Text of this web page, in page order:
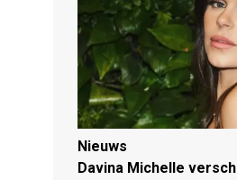
Nieuws
Davina Michelle